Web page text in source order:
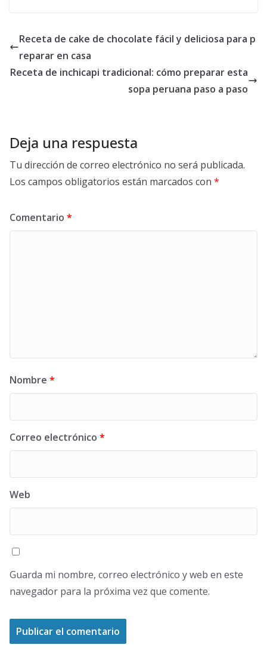
Receta de cake de chocolate fácil y deliciosa para p
reparar en casa
Receta de inchicapi tradicional: cómo preparar esta
sopa peruana paso a paso
Deja una respuesta
Tu dirección de correo electrónico no será publicada.
Los campos obligatorios están marcados con *
Comentario *
Nombre *
Correo electrónico *
Web
Guarda mi nombre, correo electrónico y web en este
navegador para la próxima vez que comente.